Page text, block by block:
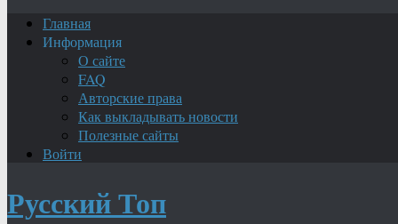
Главная
Информация
О сайте
FAQ
Авторские права
Как выкладывать новости
Полезные сайты
Войти
Русский Топ